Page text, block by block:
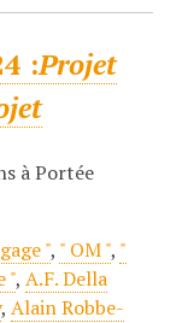
:Projet
à Portée
", " OM ", "
", A.F. Della
, Alain Robbe-